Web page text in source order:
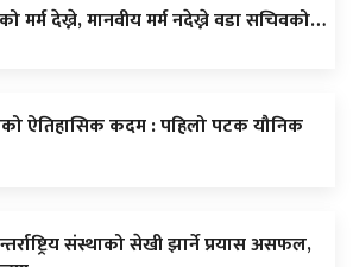
मर्म देख्ने, मानवीय मर्म नदेख्ने वडा सचिवको…
ऐतिहासिक कदम : पहिलो पटक यौनिक
संस्थाको सेखी झार्ने प्रयास असफल,